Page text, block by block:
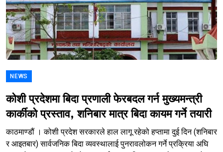
NEWS
कोशी प्रदेशमा बिदा प्रणाली फेरबदल गर्न मुख्यमन्त्री
कार्कीको प्रस्ताव, शनिबार मात्र बिदा कायम गर्ने तयारी
काठमाण्डौं । कोशी प्रदेश सरकारले हाल लागू रहेको हप्तामा दुई दिन (शनिबार
र आइतबार) सार्वजनिक बिदा व्यवस्थालाई पुनरावलोकन गर्ने प्रक्रिया अघि